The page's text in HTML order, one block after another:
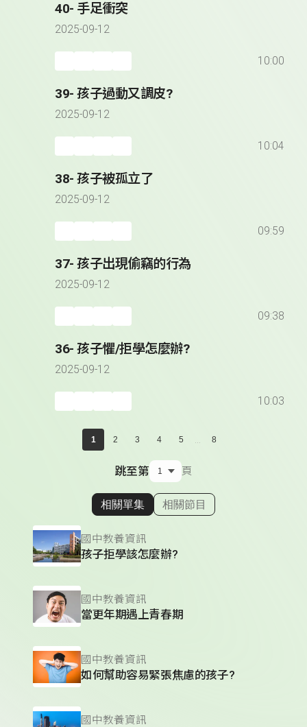
40- 手足衝突
2025-09-12
10:00
39- 孩子過動又調皮?
2025-09-12
10:04
38- 孩子被孤立了
2025-09-12
09:59
37- 孩子出現偷竊的行為
2025-09-12
09:38
36- 孩子懼/拒學怎麼辦?
2025-09-12
10:03
1 2 3 4 5 ... 8
跳至第 頁
顯示相關單集
相關單集 相關節目
國中教養資訊
孩子拒學該怎麼辦?
國中教養資訊
當更年期遇上青春期
國中教養資訊
如何幫助容易緊張焦慮的孩子?
國中教養資訊